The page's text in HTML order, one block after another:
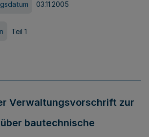
03.11.2005
Teil 1
Verwaltungsvorschrift zur
bautechnische